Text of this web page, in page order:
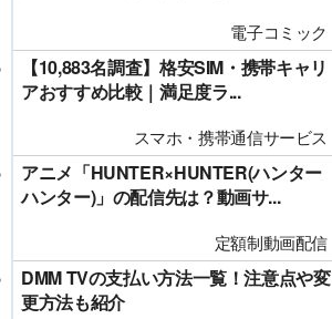
電子コミック
【10,883名調査】格安SIM・携帯キャリ
アおすすめ比較｜満足度ラ...
スマホ・携帯通信サービス
アニメ「HUNTER×HUNTER(ハンター
ハンター)」の配信先は？動画サ...
定額制動画配信
DMM TVの支払い方法一覧！注意点や変
更方法も紹介